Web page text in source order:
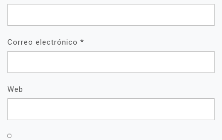
Correo electrónico *
Web